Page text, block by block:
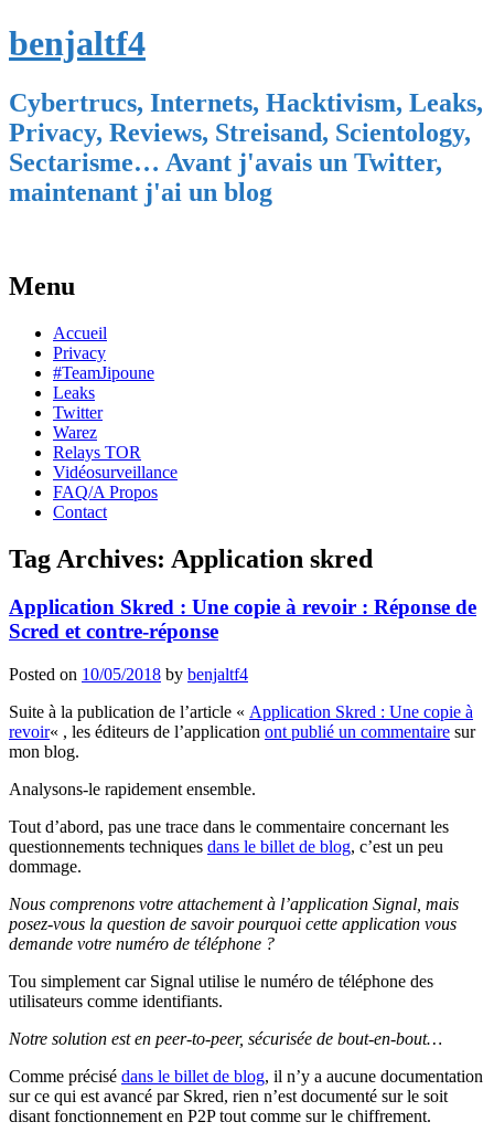
benjaltf4
Cybertrucs, Internets, Hacktivism, Leaks,
Privacy, Reviews, Streisand, Scientology,
Sectarisme… Avant j'avais un Twitter,
maintenant j'ai un blog
Menu
Skip
content
Accueil
Privacy
#TeamJipoune
Leaks
Twitter
Warez
Relays TOR
Vidéosurveillance
FAQ/A Propos
Contact
Tag Archives: Application skred
Application Skred : Une copie à revoir : Réponse de
Scred et contre-réponse
Posted on 10/05/2018 by benjaltf4
Suite à la publication de l’article « Application Skred : Une copie à
revoir« , les éditeurs de l’application ont publié un commentaire sur
mon blog.
Analysons-le rapidement ensemble.
Tout d’abord, pas une trace dans le commentaire concernant les
questionnements techniques dans le billet de blog, c’est un peu
dommage.
Nous comprenons votre attachement à l’application Signal, mais
posez-vous la question de savoir pourquoi cette application vous
demande votre numéro de téléphone ?
Tou simplement car Signal utilise le numéro de téléphone des
utilisateurs comme identifiants.
Notre solution est en peer-to-peer, sécurisée de bout-en-bout…
Comme précisé dans le billet de blog, il n’y a aucune documentation
sur ce qui est avancé par Skred, rien n’est documenté sur le soit
disant fonctionnement en P2P tout comme sur le chiffrement.